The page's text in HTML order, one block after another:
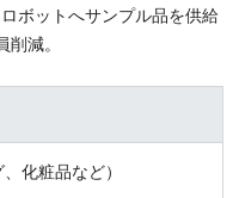
ボットへサンプル品を供給
減。
化粧品など）